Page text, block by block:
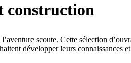
construction
scoute. Cette sélection
développer leurs connaissances